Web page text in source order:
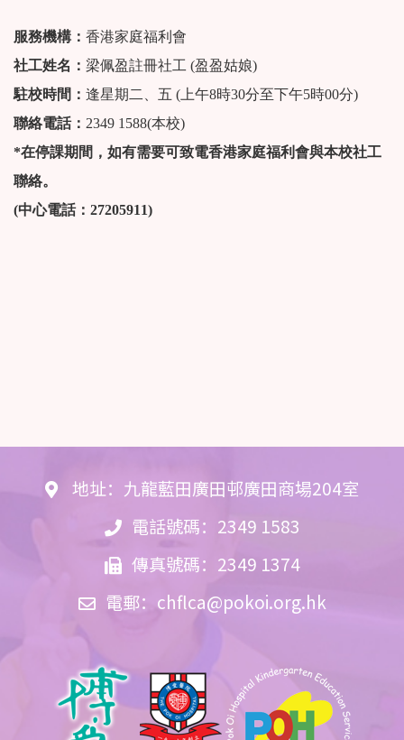
服務機構： 香港家庭福利會
社工姓名： 梁佩盈註冊社工 (盈盈姑娘)
駐校時間： 逢星期二、五 (上午8時30分至下午5時00分)
聯絡電話： 2349 1588(本校)
*在停課期間，如有需要可致電香港家庭福利會與本校社工
聯絡。
(中心電話：27205911)
地址：九龍藍田廣田邨廣田商場204室
電話號碼：2349 1583
傳真號碼：2349 1374
電郵： chflca@pokoi.org.hk